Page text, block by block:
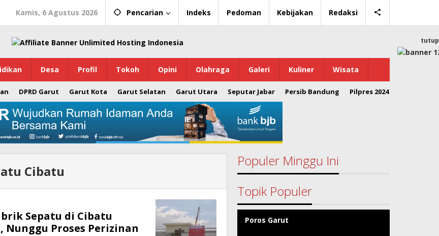
Kamis, 6 Agustus 2026 Pencarian Indeks Pedoman Kebijakan Redaksi
Desa Profil Tokoh Opini Olahraga Galeri Kuliner Wisata
DPRD Garut Garut Kota Garut Selatan Garut Utara Seputar Jabar Persib Bandung Pilpres 2024
tutup
Cibatu
Sepatu di Cibatu
Nunggu Proses Perizinan
Populer Minggu Ini
Topik Populer
Poros Garut